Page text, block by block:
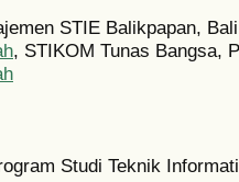
STIE Balikpapan,
, STIKOM Tunas Bangsa,
Studi Teknik